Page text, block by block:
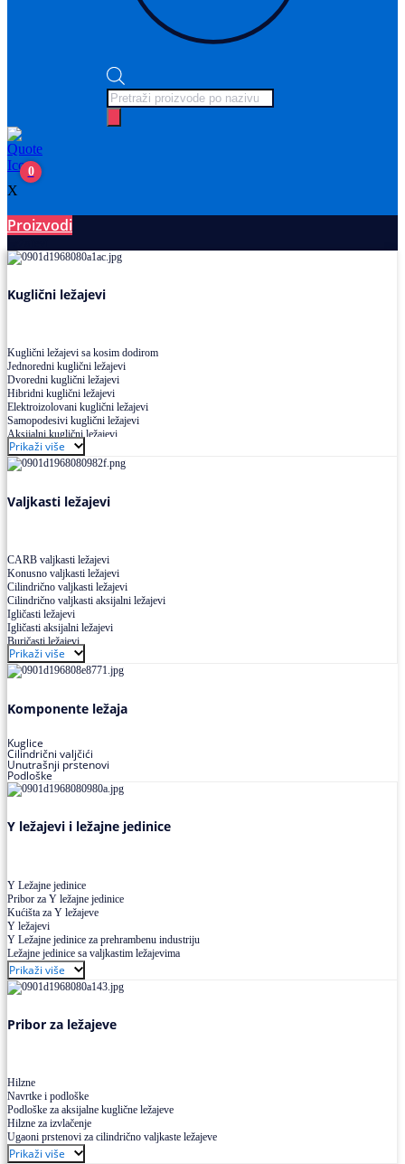
Products
search
0
X
Proizvodi
Kuglični ležajevi
Kuglični ležajevi sa kosim dodirom
Jednoredni kuglični ležajevi
Dvoredni kuglični ležajevi
Hibridni kuglični ležajevi
Elektroizolovani kuglični ležajevi
Samopodesivi kuglični ležajevi
Aksijalni kuglični ležajevi
Kuglični ležajevi od nerđajućeg čelika
Prikaži više
Valjkasti ležajevi
CARB valjkasti ležajevi
Konusno valjkasti ležajevi
Cilindrično valjkasti ležajevi
Cilindrično valjkasti aksijalni ležajevi
Igličasti ležajevi
Igličasti aksijalni ležajevi
Buričasti ležajevi
Buričasti zaptiveni ležajevi
Buričasti aksijalni ležajevi
Prikaži više
Komponente ležaja
Kuglice
Cilindrični valjčići
Unutrašnji prstenovi
Podloške
Y ležajevi i ležajne jedinice
Y Ležajne jedinice
Pribor za Y ležajne jedinice
Kućišta za Y ležajeve
Y ležajevi
Y Ležajne jedinice za prehrambenu industriju
Ležajne jedinice sa valjkastim ležajevima
Prikaži više
Pribor za ležajeve
Hilzne
Navrtke i podloške
Podloške za aksijalne kuglične ležajeve
Hilzne za izvlačenje
Ugaoni prstenovi za cilindrično valjkaste ležajeve
Prikaži više